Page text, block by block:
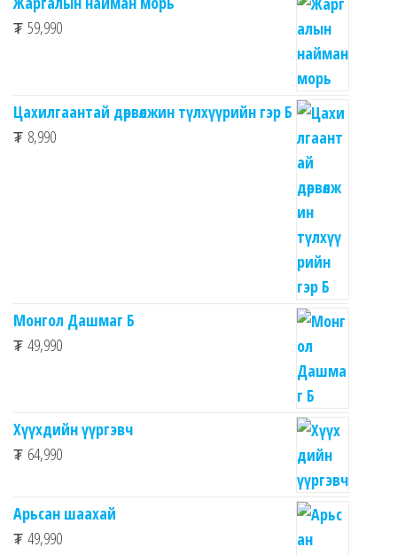
₮ 59,990
Цахилгаантай дөрвөлжин түлхүүрийн гэр Б
₮ 8,990
Монгол Дашмаг Б
₮ 49,990
Хүүхдийн үүргэвч
₮ 64,990
Арьсан шаахай
₮ 49,990